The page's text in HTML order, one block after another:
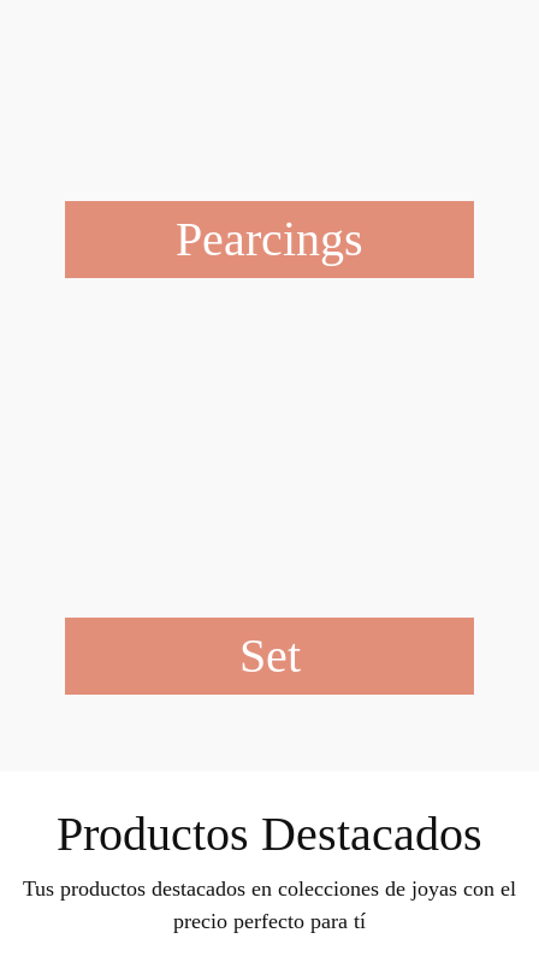
Pearcings
Set
Productos Destacados
Tus productos destacados en colecciones de joyas con el
precio perfecto para tí